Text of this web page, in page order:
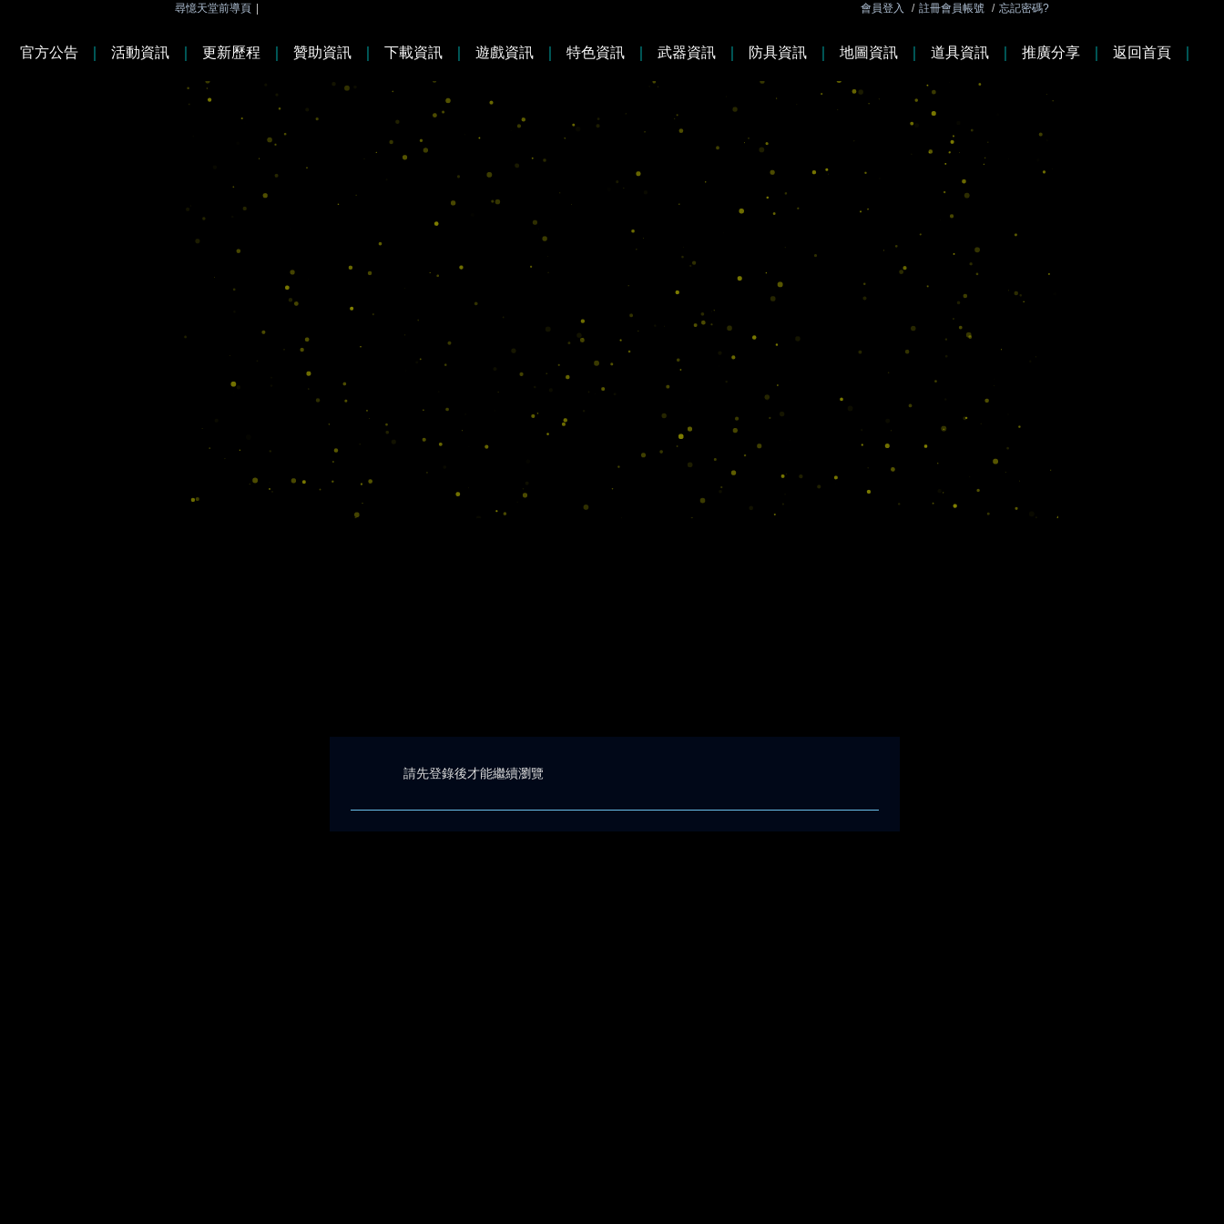
尋憶天堂前導頁 會員登入 / 註冊會員帳號 / 忘記密碼?
請先登錄後才能繼續瀏覽